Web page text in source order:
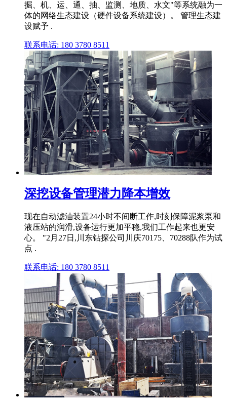
掘、机、运、通、抽、监测、地质、水文"等系统融为一
体的网络生态建设（硬件设备系统建设）。 管理生态建
设赋予 .
联系电话: 180 3780 8511
深挖设备管理潜力降本增效
现在自动滤油装置24小时不间断工作,时刻保障泥浆泵和
液压站的润滑,设备运行更加平稳,我们工作起来也更安
心。 "2月27日,川东钻探公司川庆70175、70288队作为试
点 .
联系电话: 180 3780 8511